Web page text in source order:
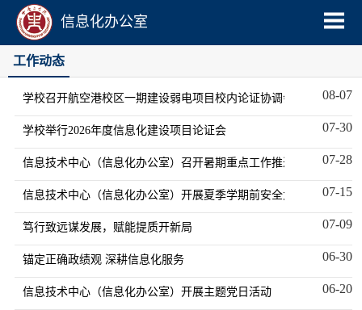
信息化办公室
工作动态
08-07
学校召开航空港校区一期建设弱电项目校内论证协调会
07-30
学校举行2026年度信息化建设项目论证会
07-28
信息技术中心（信息化办公室）召开暑期重点工作推进会
07-15
信息技术中心（信息化办公室）开展夏季学期前安全大检查工作
07-09
笃行致远谋发展，赋能提质开新局
06-30
锚定正确政绩观 深耕信息化服务
06-20
信息技术中心（信息化办公室）开展主题党日活动